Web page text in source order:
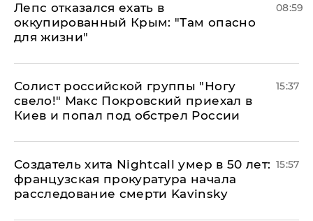
Лепс отказался ехать в
оккупированный Крым: "Там опасно
для жизни"
08:59
Солист российской группы "Ногу
свело!" Макс Покровский приехал в
Киев и попал под обстрел России
15:37
Создатель хита Nightcall умер в 50 лет:
французская прокуратура начала
расследование смерти Kavinsky
15:57